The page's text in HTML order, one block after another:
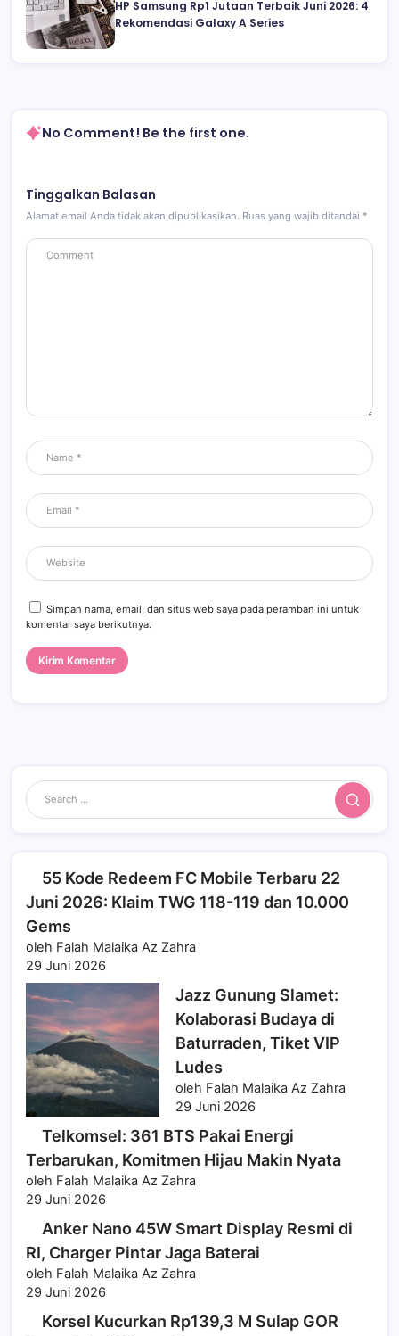
HP Samsung Rp1 Jutaan Terbaik Juni 2026: 4
Rekomendasi Galaxy A Series
No Comment! Be the first one.
Tinggalkan Balasan
Alamat email Anda tidak akan dipublikasikan. Ruas yang wajib ditandai *
Simpan nama, email, dan situs web saya pada peramban ini untuk
komentar saya berikutnya.
Search
55 Kode Redeem FC Mobile Terbaru 22
Juni 2026: Klaim TWG 118-119 dan 10.000
Gems
oleh Falah Malaika Az Zahra
29 Juni 2026
Jazz Gunung Slamet:
Kolaborasi Budaya di
Baturraden, Tiket VIP
Ludes
oleh Falah Malaika Az Zahra
29 Juni 2026
Telkomsel: 361 BTS Pakai Energi
Terbarukan, Komitmen Hijau Makin Nyata
oleh Falah Malaika Az Zahra
29 Juni 2026
Anker Nano 45W Smart Display Resmi di
RI, Charger Pintar Jaga Baterai
oleh Falah Malaika Az Zahra
29 Juni 2026
Korsel Kucurkan Rp139,3 M Sulap GOR